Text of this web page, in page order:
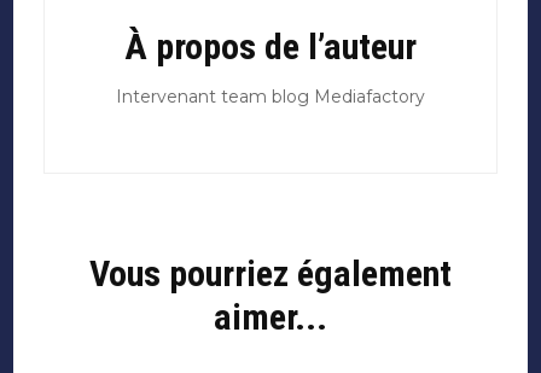
À propos de l’auteur
Intervenant team blog Mediafactory
Vous pourriez également
aimer...